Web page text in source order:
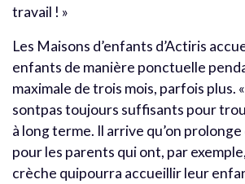
travail ! »
Les Maisons d’enfants d’Actiris
enfants de manière ponctuelle
maximale de trois mois, parfois plus.
sontpas toujours suffisants pour
à long terme. Il arrive qu’on
pour les parents qui ont, par
crèche quipourra accueillir leur